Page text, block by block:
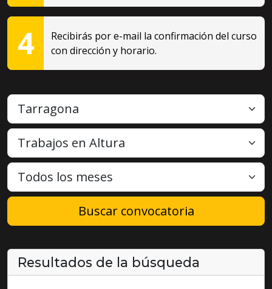
4
Recibirás por e-mail la confirmación del curso
con dirección y horario.
Buscar convocatoria
Resultados de la búsqueda